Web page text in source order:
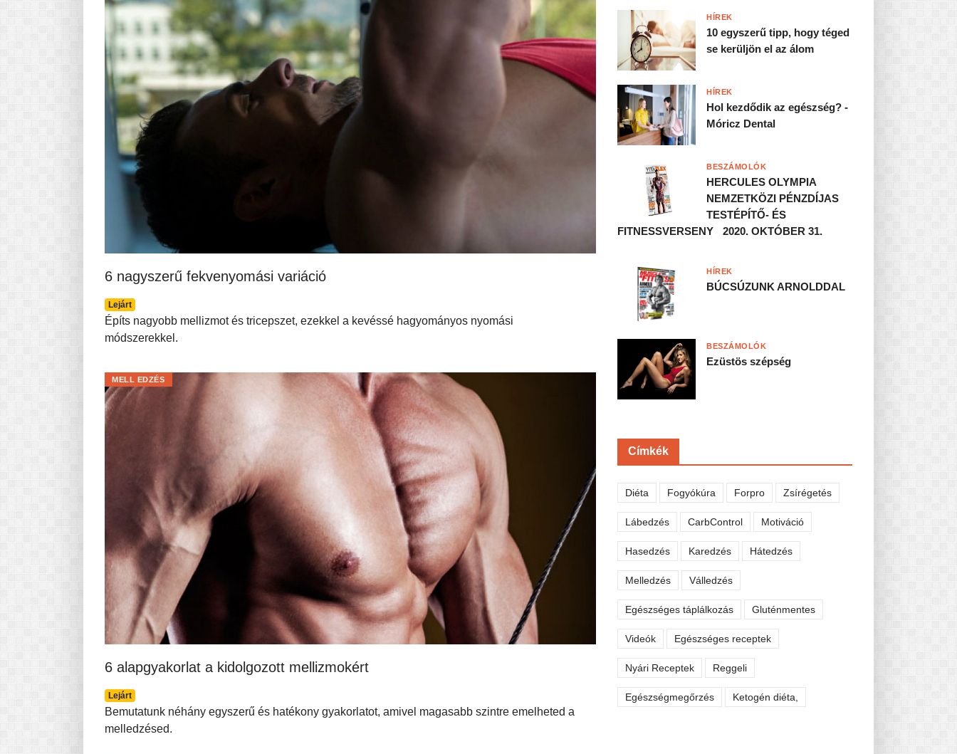
Pasta-túra - avagy A TÉSZTA TÖRTÉNETE
MINDENNAPI KENYERÜNK
A karácsonyról dióhéjban
6 nagyszerű fekvenyomási variáció
Lejárt
Építs nagyobb mellizmot és tricepszet, ezekkel a kevéssé hagyományos nyomási
módszerekkel.
6 alapgyakorlat a kidolgozott mellizmokért
Lejárt
MELL EDZÉS
Bemutatunk néhány egyszerű és hatékony gyakorlatot, amivel magasabb szintre emelheted a
melledzésed.
10 egyszerű tipp, hogy téged
se kerüljön el az álom
HÍREK
Hol kezdődik az egészség? -
Móricz Dental
HÍREK
HERCULES OLYMPIA
NEMZETKÖZI PÉNZDÍJAS
TESTÉPÍTŐ- ÉS
FITNESSVERSENY 2020. OKTÓBER 31.
BESZÁMOLÓK
BÚCSÚZUNK ARNOLDDAL
HÍREK
Ezüstös szépség
BESZÁMOLÓK
Címkék
Diéta Fogyókúra Forpro Zsírégetés
Lábedzés CarbControl Motiváció
Hasedzés Karedzés Hátedzés
Melledzés Válledzés
Egészséges táplálkozás Gluténmentes
Videók Egészséges receptek
Nyári Receptek Reggeli
Egészségmegőrzés Ketogén diéta,